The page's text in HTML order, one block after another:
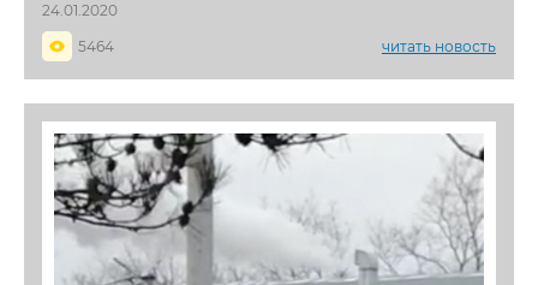
24.01.2020
5464
читать новость